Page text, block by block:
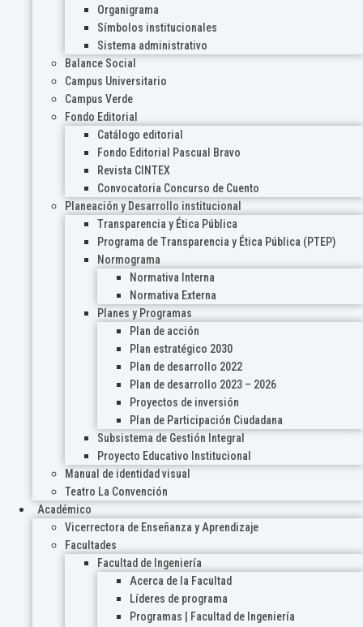
Organigrama
Símbolos institucionales
Sistema administrativo
Balance Social
Campus Universitario
Campus Verde
Fondo Editorial
Catálogo editorial
Fondo Editorial Pascual Bravo
Revista CINTEX
Convocatoria Concurso de Cuento
Planeación y Desarrollo institucional
Transparencia y Ética Pública
Programa de Transparencia y Ética Pública (PTEP)
Normograma
Normativa Interna
Normativa Externa
Planes y Programas
Plan de acción
Plan estratégico 2030
Plan de desarrollo 2022
Plan de desarrollo 2023 – 2026
Proyectos de inversión
Plan de Participación Ciudadana
Subsistema de Gestión Integral
Proyecto Educativo Institucional
Manual de identidad visual
Teatro La Convención
Académico
Vicerrectora de Enseñanza y Aprendizaje
Facultades
Facultad de Ingeniería
Acerca de la Facultad
Líderes de programa
Programas | Facultad de Ingeniería